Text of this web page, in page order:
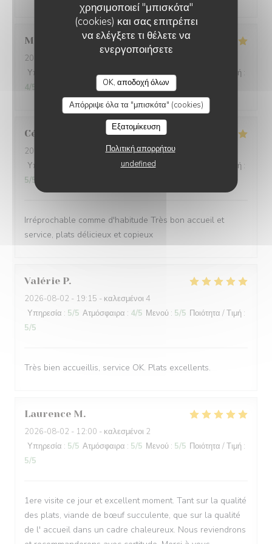
χρησιμοποιεί "μπισκότα"
(cookies) και σας επιτρέπει
να ελέγξετε τι θέλετε να
ενεργοποιήσετε
OK, αποδοχή όλων
Απόρριψε όλα τα "μπισκότα" (cookies)
Εξατομίκευση
Πολιτική απορρήτου
undefined
Mathéo
2026-07-31
- 18:30 - καλεσμένοι 2
Υπηρεσία
Ατμόσφαιρα:5/5 Μενού:5 Ποιότητα / Τιμή :
4/5
Céline
2026-08-02
- 12:30 - καλεσμένοι 6
Υπηρεσία
Ατμόσφαιρα:5/5 Μενού Ποιότητα / Τιμή :
5/5
Irréprochable comme d'habitude Très bon accueil et
service, plats délicieux et copieux
Valérie P
2026-08-02 - 19:15 - καλεσμένοι 4
Υπηρεσία : 5/5 Ατμόσφαιρα : 4/5 Μενού : 5/5 Ποιότητα / Τιμή :
5/5
Très bien accueillis, service OK. Plats excellents.
Laurence M
2026-08-02 - 12:00 - καλεσμένοι 2
Υπηρεσία : 5/5 Ατμόσφαιρα : 5/5 Μενού : 5/5 Ποιότητα / Τιμή :
5/5
1ere visite ce jour et excellent moment. Tant sur la qualité
des plats, viande de bœuf succulente, que sur la qualité
de l' accueil dans un cadre chaleureux. Nous reviendrons
L'AILE ET LA CUISSE